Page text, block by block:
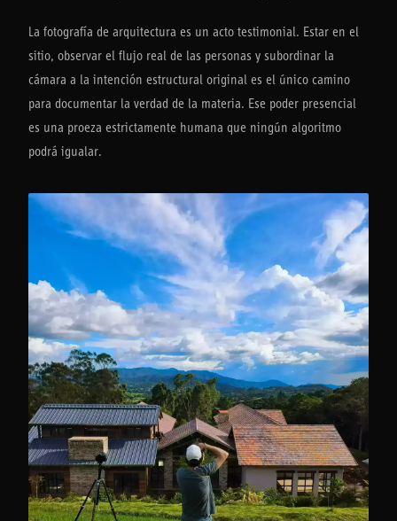
La fotografía de arquitectura es un acto testimonial. Estar en el
sitio, observar el flujo real de las personas y subordinar la
cámara a la intención estructural original es el único camino
para documentar la verdad de la materia. Ese poder presencial
es una proeza estrictamente humana que ningún algoritmo
podrá igualar.